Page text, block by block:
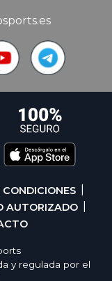
AUTORIZADO
y regulada por el